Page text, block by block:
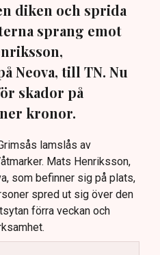
diken och sprida
sprang emot
Neova, till TN. Nu
skador på
kronor.
lamslås av
Mats Henriksson,
som befinner sig på plats,
spred ut sig över den
förra veckan och